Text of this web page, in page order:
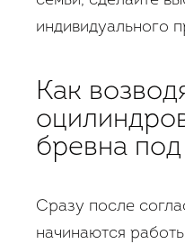
индивидуального
Как
бревна
Сразу после
начинаются работы